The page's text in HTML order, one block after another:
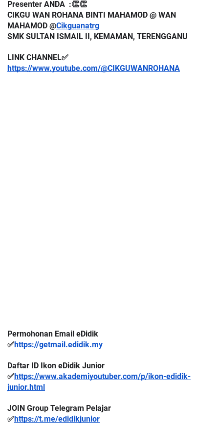
Presenter ANDA  :👏👏
CIKGU WAN ROHANA BINTI MAHAMOD @ WAN
MAHAMOD @Cikguanatrg
SMK SULTAN ISMAIL II, KEMAMAN, TERENGGANU
LINK CHANNEL✅
https://www.youtube.com/@CIKGUWANROHANA
Permohonan Email eDidik
✅https://getmail.edidik.my
Daftar ID Ikon eDidik Junior
✅https://www.akademiyoutuber.com/p/ikon-edidik-
junior.html
JOIN Group Telegram Pelajar
✅https://t.me/edidikjunior